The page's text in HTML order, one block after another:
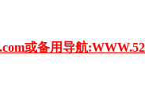
或备用导航